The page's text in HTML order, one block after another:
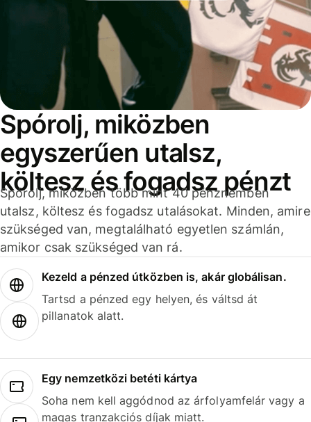
Spórolj, miközben
egyszerűen utalsz,
költesz és fogadsz pénzt
Spórolj, miközben több mint 40 pénznemben
utalsz, költesz és fogadsz utalásokat. Minden, amire
szükséged van, megtalálható egyetlen számlán,
amikor csak szükséged van rá.
Kezeld a pénzed útközben is, akár globálisan.
Tartsd a pénzed egy helyen, és váltsd át
pillanatok alatt.
Egy nemzetközi betéti kártya
Soha nem kell aggódnod az árfolyamfelár vagy a
magas tranzakciós díjak miatt.